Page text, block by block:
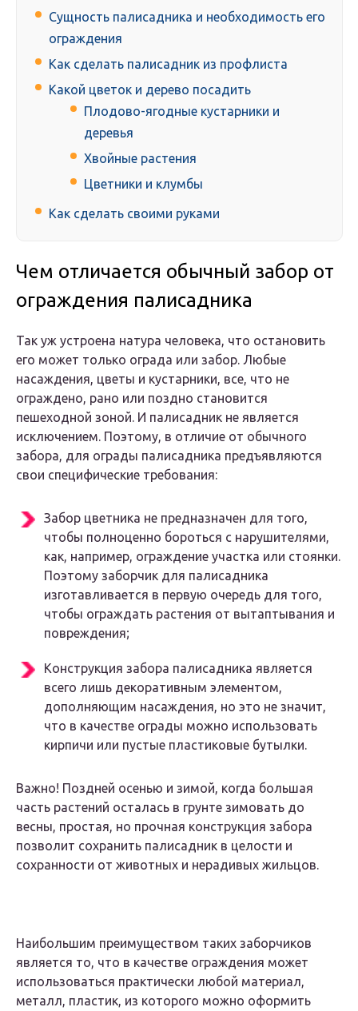
Сущность палисадника и необходимость его
ограждения
Как сделать палисадник из профлиста
Какой цветок и дерево посадить
Плодово-ягодные кустарники и
деревья
Хвойные растения
Цветники и клумбы
Как сделать своими руками
Чем отличается обычный забор от
ограждения палисадника
Так уж устроена натура человека, что остановить
его может только ограда или забор. Любые
насаждения, цветы и кустарники, все, что не
ограждено, рано или поздно становится
пешеходной зоной. И палисадник не является
исключением. Поэтому, в отличие от обычного
забора, для ограды палисадника предъявляются
свои специфические требования:
Забор цветника не предназначен для того,
чтобы полноценно бороться с нарушителями,
как, например, ограждение участка или стоянки.
Поэтому заборчик для палисадника
изготавливается в первую очередь для того,
чтобы ограждать растения от вытаптывания и
повреждения;
Конструкция забора палисадника является
всего лишь декоративным элементом,
дополняющим насаждения, но это не значит,
что в качестве ограды можно использовать
кирпичи или пустые пластиковые бутылки.
Важно! Поздней осенью и зимой, когда большая
часть растений осталась в грунте зимовать до
весны, простая, но прочная конструкция забора
позволит сохранить палисадник в целости и
сохранности от животных и нерадивых жильцов.
Наибольшим преимуществом таких заборчиков
является то, что в качестве ограждения может
использоваться практически любой материал,
металл, пластик, из которого можно оформить